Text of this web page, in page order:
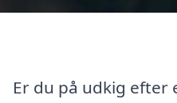
Er du på udkig